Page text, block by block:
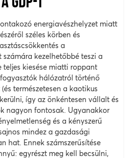
energiavészhelyzet miatt
széles körben és
a
kezelhetőbbé teszi a
teljes kiesése miatti roppant
hálózatról történő
természetesen a kaotikus
így az önkéntesen vállalt és
nagyon fontosak. Ugyanakkor
és a kényszerű
mindez a gazdasági
hat. Ennek számszerűsítése
egyrészt meg kell becsülni,